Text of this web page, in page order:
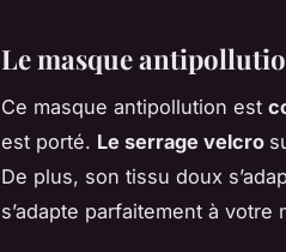
Le masque
Ce masque antipollution est
est porté. Le serrage velcro
De plus, son tissu doux
s’adapte parfaitement à votre